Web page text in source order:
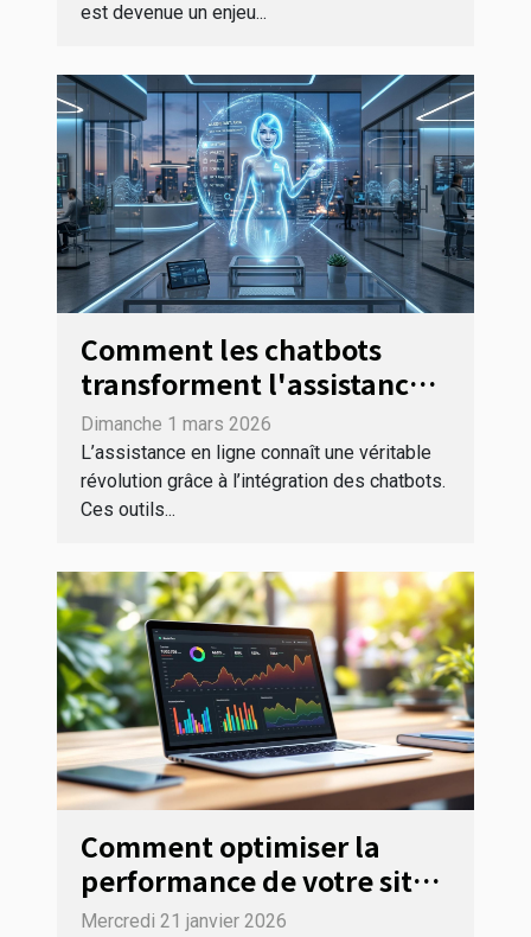
est devenue un enjeu...
Comment les chatbots
transforment l'assistance
en ligne ?
Dimanche 1 mars 2026
L’assistance en ligne connaît une véritable
révolution grâce à l’intégration des chatbots.
Ces outils...
Comment optimiser la
performance de votre site
internet ?
Mercredi 21 janvier 2026